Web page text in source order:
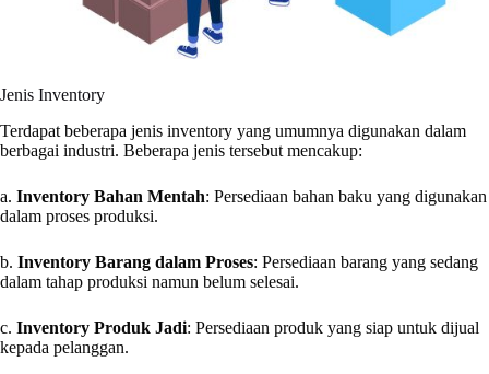
Jenis Inventory
Terdapat beberapa jenis inventory yang umumnya digunakan dalam
berbagai industri. Beberapa jenis tersebut mencakup:
a. Inventory Bahan Mentah: Persediaan bahan baku yang digunakan
dalam proses produksi.
b. Inventory Barang dalam Proses: Persediaan barang yang sedang
dalam tahap produksi namun belum selesai.
c. Inventory Produk Jadi: Persediaan produk yang siap untuk dijual
kepada pelanggan.